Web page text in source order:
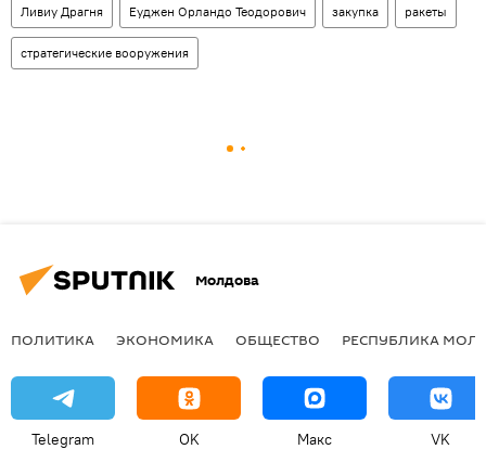
Ливиу Драгня Еуджен Орландо Теодорович закупка ракеты
стратегические вооружения
Молдова
ПОЛИТИКА ЭКОНОМИКА ОБЩЕСТВО РЕСПУБЛИКА
Telegram OK Макс VK